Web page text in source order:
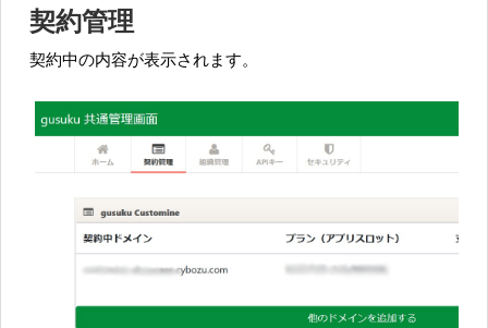
契約管理
契約中の内容が表示されます。